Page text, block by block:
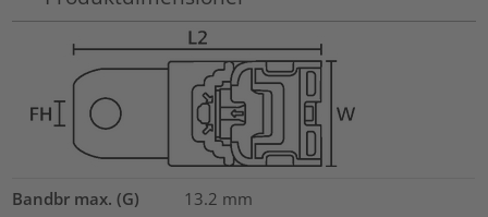
Bandbr max. (G) 13.2 mm